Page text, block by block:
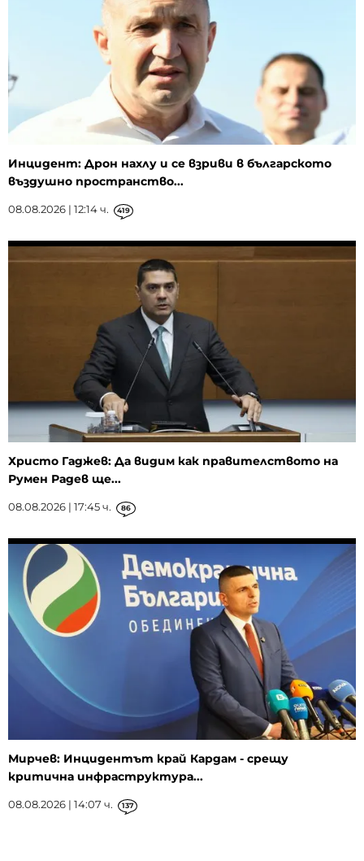
Инцидент: Дрон нахлу и се взриви в българското
въздушно пространство...
08.08.2026 | 12:14 ч. 419
Христо Гаджев: Да видим как правителството на
Румен Радев ще...
08.08.2026 | 17:45 ч. 86
Мирчев: Инцидентът край Кардам - срещу
критична инфраструктура...
08.08.2026 | 14:07 ч. 137